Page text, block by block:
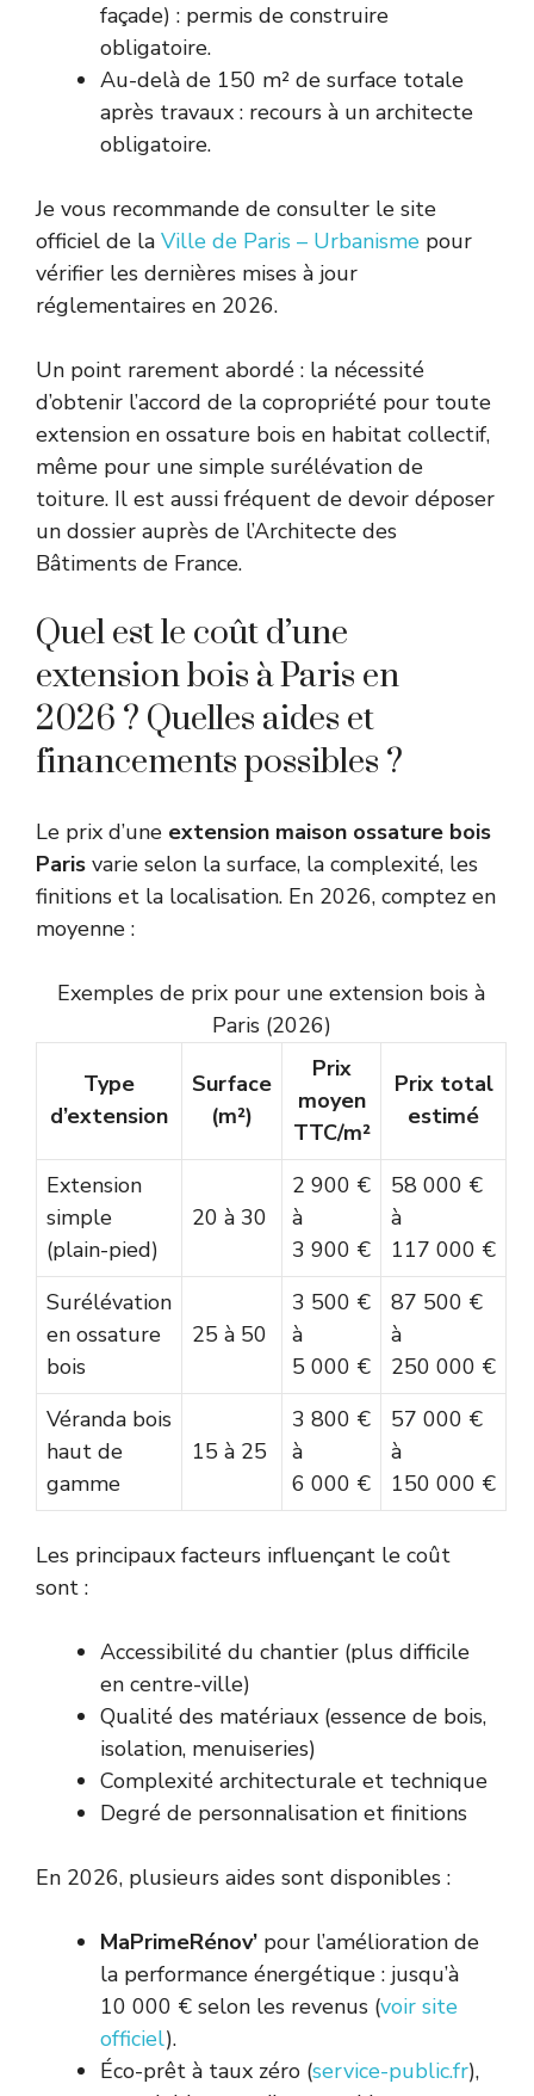
façade) : permis de construire
obligatoire.
Au-delà de 150 m² de surface totale
après travaux : recours à un architecte
obligatoire.
Je vous recommande de consulter le site
officiel de la Ville de Paris – Urbanisme pour
vérifier les dernières mises à jour
réglementaires en 2026.
Un point rarement abordé : la nécessité
d’obtenir l’accord de la copropriété pour toute
extension en ossature bois en habitat collectif,
même pour une simple surélévation de
toiture. Il est aussi fréquent de devoir déposer
un dossier auprès de l’Architecte des
Bâtiments de France.
Quel est le coût d’une
extension bois à Paris en
2026 ? Quelles aides et
financements possibles ?
Le prix d’une extension maison ossature bois
Paris varie selon la surface, la complexité, les
finitions et la localisation. En 2026, comptez en
moyenne :
Exemples de prix pour une extension bois à
Paris (2026)
Type
d’extension
Surface
(m²)
Prix
moyen
TTC/m²
Prix total
estimé
Extension
simple
(plain-pied)
20 à 30
2 900 €
à
3 900 €
58 000 €
à
117 000 €
Surélévation
en ossature
bois
25 à 50
3 500 €
à
5 000 €
87 500 €
à
250 000 €
Véranda bois
haut de
gamme
15 à 25
3 800 €
à
6 000 €
57 000 €
à
150 000 €
Les principaux facteurs influençant le coût
sont :
Accessibilité du chantier (plus difficile
en centre-ville)
Qualité des matériaux (essence de bois,
isolation, menuiseries)
Complexité architecturale et technique
Degré de personnalisation et finitions
En 2026, plusieurs aides sont disponibles :
MaPrimeRénov’ pour l’amélioration de
la performance énergétique : jusqu’à
10 000 € selon les revenus (voir site
officiel).
Éco-prêt à taux zéro (service-public.fr),